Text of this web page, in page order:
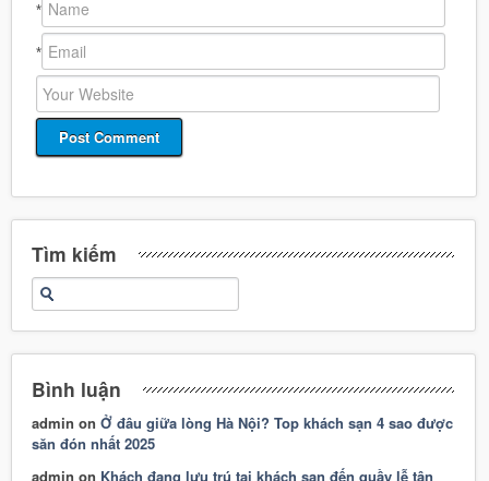
*
*
Tìm kiếm
Bình luận
admin onỞ đâu giữa lòng Hà Nội? Top khách sạn 4 sao được
săn đón nhất 2025
admin on Khách đang lưu trú tại khách sạn đến quầy lễ tân